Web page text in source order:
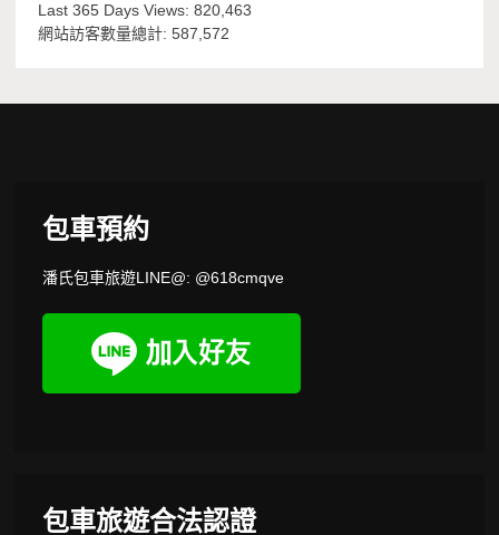
Last 365 Days Views:820,463
網站訪客數量總計:587,572
包車預約
潘氏包車旅遊LINE@: @618cmqve
包車旅遊合法認證